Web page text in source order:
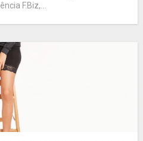
F.Biz,...